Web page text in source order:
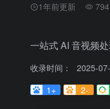
1年前更新 794
一站式 AI 音视频
收录时间：
2025-
1+
2-